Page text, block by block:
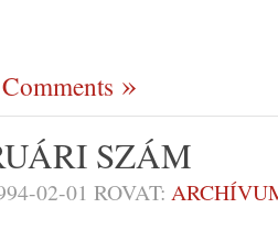
SZÁM
02-01 ROVAT: